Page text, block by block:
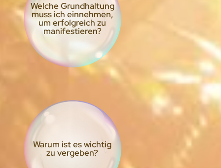
Welche Grundhaltung
muss ich einnehmen,
um erfolgreich zu
manifestieren?
Warum ist es wichtig
zu vergeben?